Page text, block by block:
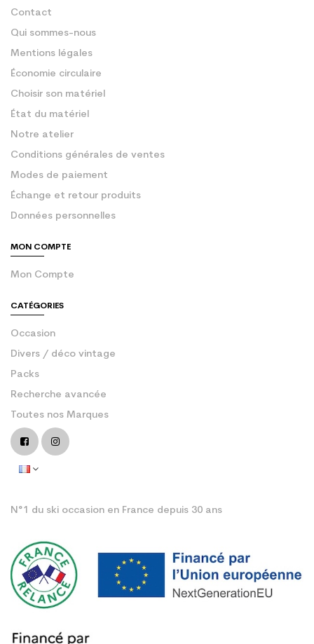
Contact
Qui sommes-nous
Mentions légales
Économie circulaire
Choisir son matériel
État du matériel
Notre atelier
Conditions générales de ventes
Modes de paiement
Échange et retour produits
Données personnelles
MON COMPTE
Mon Compte
CATÉGORIES
Occasion
Divers / déco vintage
Packs
Recherche avancée
Toutes nos Marques
N°1 du ski occasion en France depuis 30 ans